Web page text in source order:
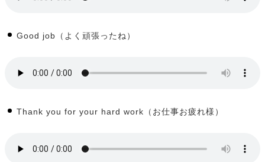
Good job（よく頑張ったね）
Thank you for your hard work（お仕事お疲れ様）